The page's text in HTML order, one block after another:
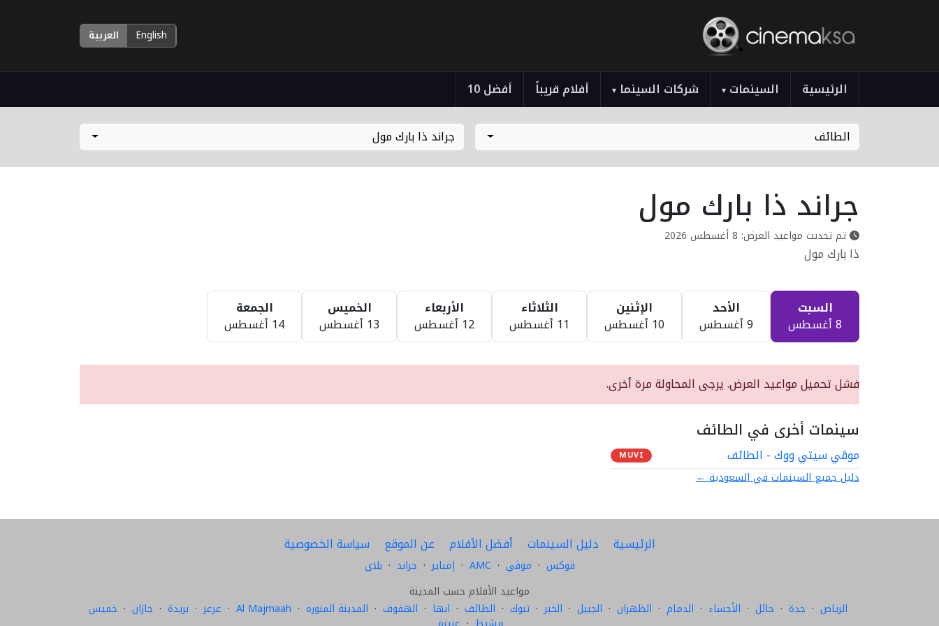
English العربية
الرئيسية السينمات ▾ شركات السينما ▾ أفلام قريباً أفضل 10
الطائف جراند ذا بارك مول
جراند ذا بارك مول
تم تحديث مواعيد العرض: 8 أغسطس 2026
ذا بارك مول
السبت
8 أغسطس
الأحد
9 أغسطس
الإثنين
10 أغسطس
الثلاثاء
11 أغسطس
الأربعاء
12 أغسطس
الخميس
13 أغسطس
الجمعة
14 أغسطس
فشل تحميل مواعيد العرض. يرجى المحاولة مرة أخرى.
سينمات أخرى في الطائف
موڤي سيتي ووك - الطائف MUVI
دليل جميع السينمات في السعودية ←
الرئيسية دليل السينمات أفضل الأفلام عن الموقع سياسة الخصوصية
ڤوكس · موڤي ·
AMC
· إمباير · جراند · بلاي
مواعيد الأفلام حسب المدينة
الرياض · جدة · حائل · الأحساء · الدمام · الظهران · الجبيل · الخبر · تبوك · الطائف · ابها · الهفوف · المدينة المنوره ·
Al Majmaah
· عرعر · بريدة · جازان · خميس